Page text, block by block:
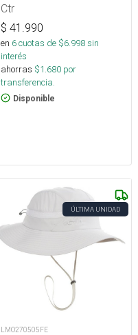
Ctr
$ 41.990
en 6cuotas de $6.998sin
interés
ahorras $1.680 por
transferencia.
Disponible
ÚLTIMA UNIDAD
LMO270505FE